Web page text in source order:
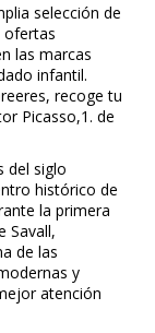
selección de
ofertas
las marcas
infantil.
recoge tu
Picasso,1. de
del siglo
histórico de
la primera
Savall,
de las
y
atención